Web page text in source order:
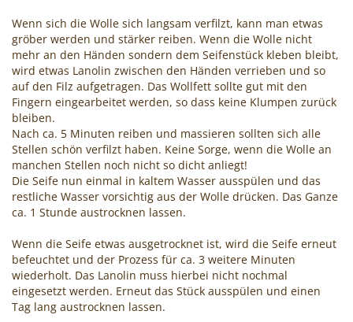
Wenn sich die Wolle sich langsam verfilzt, kann man etwas
gröber werden und stärker reiben. Wenn die Wolle nicht
mehr an den Händen sondern dem Seifenstück kleben bleibt,
wird etwas Lanolin zwischen den Händen verrieben und so
auf den Filz aufgetragen. Das Wollfett sollte gut mit den
Fingern eingearbeitet werden, so dass keine Klumpen zurück
bleiben.
Nach ca. 5 Minuten reiben und massieren sollten sich alle
Stellen schön verfilzt haben. Keine Sorge, wenn die Wolle an
manchen Stellen noch nicht so dicht anliegt!
Die Seife nun einmal in kaltem Wasser ausspülen und das
restliche Wasser vorsichtig aus der Wolle drücken. Das Ganze
ca. 1 Stunde austrocknen lassen.
Wenn die Seife etwas ausgetrocknet ist, wird die Seife erneut
befeuchtet und der Prozess für ca. 3 weitere Minuten
wiederholt. Das Lanolin muss hierbei nicht nochmal
eingesetzt werden. Erneut das Stück ausspülen und einen
Tag lang austrocknen lassen.